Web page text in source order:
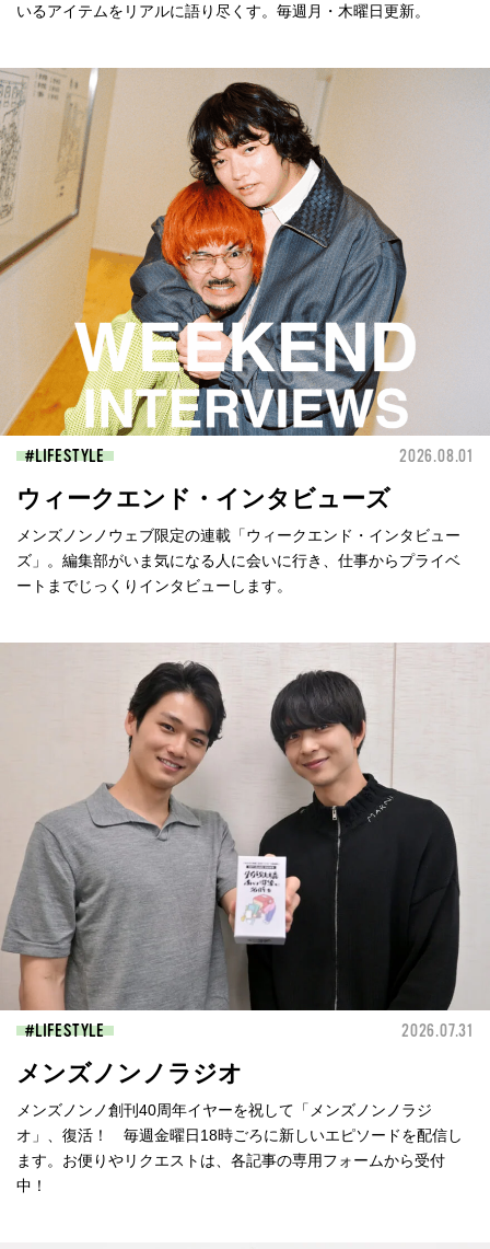
いるアイテムをリアルに語り尽くす。毎週月・木曜日更新。
LIFESTYLE 2026.08.01
ウィークエンド・インタビューズ
メンズノンノウェブ限定の連載「ウィークエンド・インタビュー
ズ」。編集部がいま気になる人に会いに行き、仕事からプライベ
ートまでじっくりインタビューします。
LIFESTYLE 2026.07.31
メンズノンノラジオ
メンズノンノ創刊40周年イヤーを祝して「メンズノンノラジ
オ」、復活！ 毎週金曜日18時ごろに新しいエピソードを配信し
ます。お便りやリクエストは、各記事の専用フォームから受付
中！